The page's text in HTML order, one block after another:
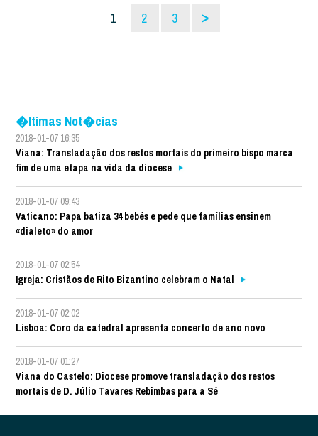
1 2 3 >
�ltimas Not�cias
2018-01-07 16:35
Viana: Transladação dos restos mortais do primeiro bispo marca
fim de uma etapa na vida da diocese
2018-01-07 09:43
Vaticano: Papa batiza 34 bebés e pede que famílias ensinem
«dialeto» do amor
2018-01-07 02:54
Igreja: Cristãos de Rito Bizantino celebram o Natal
2018-01-07 02:02
Lisboa: Coro da catedral apresenta concerto de ano novo
2018-01-07 01:27
Viana do Castelo: Diocese promove transladação dos restos
mortais de D. Júlio Tavares Rebimbas para a Sé